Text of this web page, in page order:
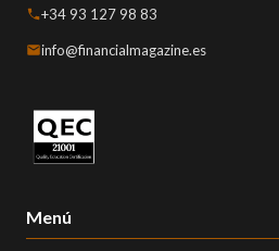
+34 93 127 98 83
info@financialmagazine.es
Menú